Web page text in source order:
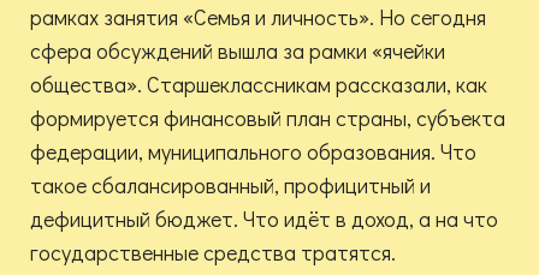
рамках занятия «Семья и личность». Но сегодня
сфера обсуждений вышла за рамки «ячейки
общества». Старшеклассникам рассказали, как
формируется финансовый план страны, субъекта
федерации, муниципального образования. Что
такое сбалансированный, профицитный и
дефицитный бюджет. Что идёт в доход, а на что
государственные средства тратятся.